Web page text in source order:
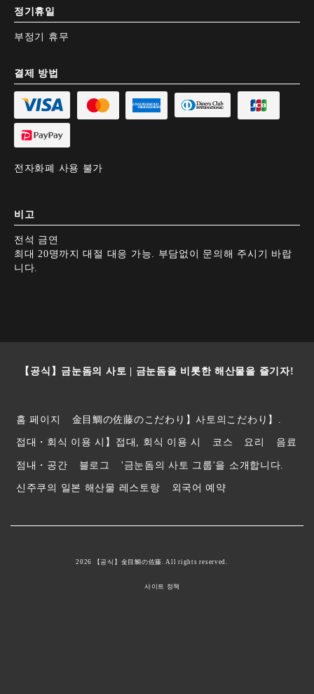
정기휴일
부정기 휴무
결제 방법
전자화폐 사용 불가
비고
전석 금연
최대 20명까지 대절 대응 가능. 부담없이 문의해 주시기 바랍
니다.
【공식】금눈돔의 사토 | 금눈돔을 비롯한 해산물을 즐기자!
홈 페이지 金目鯛の佐藤のこだわり】사토의こだわり】.
접대・회식 이용 시】접대, 회식 이용 시 코스 요리 음료
점내・공간 블로그 '금눈돔의 사토 그룹'을 소개합니다.
신주쿠의 일본 해산물 레스토랑 외국어 예약
2026 【공식】金目鯛の佐藤. All rights reserved.
사이트 정책